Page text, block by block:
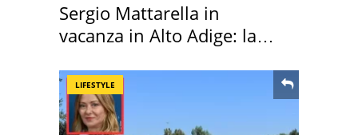
Sergio Mattarella in
vacanza in Alto Adige: la
LIFESTYLE